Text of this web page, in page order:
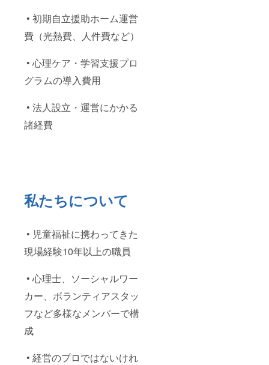
• 初期自立援助ホーム運営
費（光熱費、人件費など）
• 心理ケア・学習支援プロ
グラムの導入費用
• 法人設立・運営にかかる
諸経費
私たちについて
• 児童福祉に携わってきた
現場経験10年以上の職員
• 心理士、ソーシャルワー
カー、ボランティアスタッ
フなど多様なメンバーで構
成
• 経営のプロではないけれ